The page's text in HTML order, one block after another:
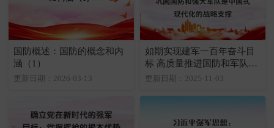
国防概述：国防的概念和内
涵（1）
更新日期：2026-03-13
如期实现建军一百年奋斗目
标 高质量推进国防和军队现
代化：巩固国防和强大军队
更新日期：2025-11-03